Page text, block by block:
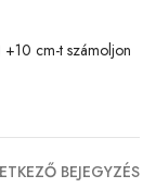
cm-t számoljon
BEJEGYZÉS